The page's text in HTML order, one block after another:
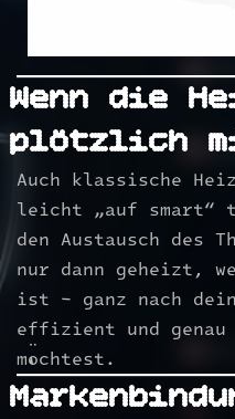
Wenn die
plötzlich
Auch klassische
leicht „auf smart“
den Austausch des
nur dann geheizt,
ist – ganz nach
effizient und
möchtest.